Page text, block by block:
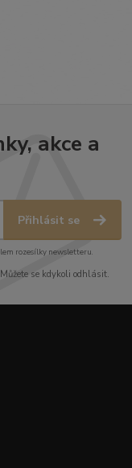
akce a
Přihlásit se
rozesílky newsletteru.
se kdykoli odhlásit.